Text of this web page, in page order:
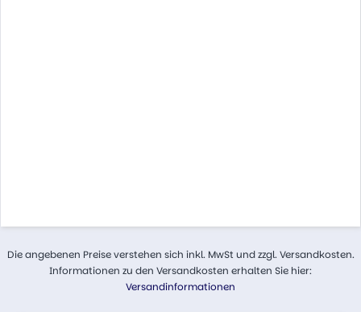
Die angebenen Preise verstehen sich inkl. MwSt und zzgl. Versandkosten.
Informationen zu den Versandkosten erhalten Sie hier:
Versandinformationen